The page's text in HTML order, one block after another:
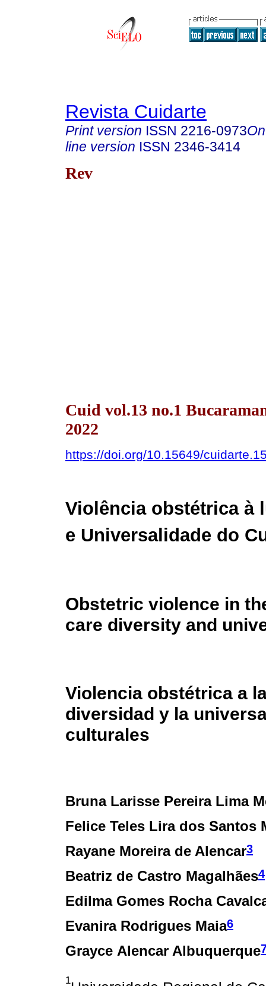
Revista Cuidarte
Print version ISSN 2216-0973
line version ISSN 2346-3414
Rev
Cuid vol.13 no.1
2022
https://doi.org/10.15649/
Violência obstétrica à
e Universalidade do
Obstetric violence in
care diversity and
Violencia obstétrica a
diversidad y la
culturales
Bruna Larisse Pereira Lima
Felice Teles Lira dos Santos
Rayane Moreira de Alencar3
Beatriz de Castro Magalhães4
Edilma Gomes Rocha
Evanira Rodrigues Maia6
Grayce Alencar Albuquerque
1